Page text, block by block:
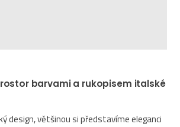
barvami a rukopisem italské
design, většinou si představíme eleganci